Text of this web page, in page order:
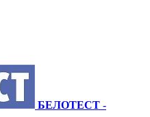
БЕЛОТЕСТ -